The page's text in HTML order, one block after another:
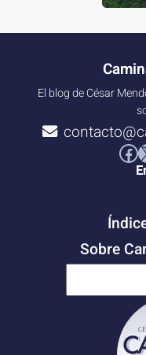
El blog de César
Facebook
Sobre
u